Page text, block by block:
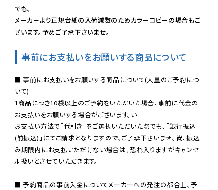
でも、
メーカーより正規台紙の入荷減数のためカラーコピーの場合もご
ざいます。予めご了承下さいませ。
事前にお支払いをお願いする商品について
■ 事前にお支払いをお願いする商品について(大量のご予約につ
いて)
1商品につき10袋以上のご予約をいただいた場合、事前に代金の
お支払いをお願いする場合がございます。い
お支払い方法で「代引き」をご選択いただいた際でも、「銀行振込
(前振込)」にてご請求となりますので、ご了承下さいませ。尚、振込
み期限内にお支払いただけない場合は、恐れ入りますがキャンセ
ル扱いとさせていただきます。
■ 予約商品の事前入金についてメーカーへの発注の都合上、予